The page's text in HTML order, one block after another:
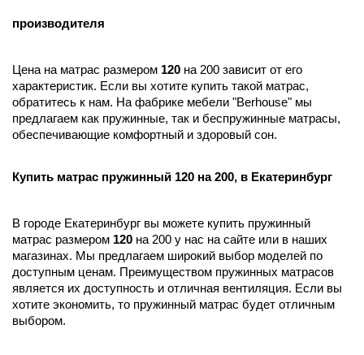
производителя
Цена на матрас размером 120 на 200 зависит от его
характеристик. Если вы хотите купить такой матрас,
обратитесь к нам. На фабрике мебели "Berhouse" мы
предлагаем как пружинные, так и беспружинные матрасы,
обеспечивающие комфортный и здоровый сон.
Купить матрас пружинный 120 на 200, в Екатеринбург
В городе Екатеринбург вы можете купить пружинный
матрас размером 120 на 200 у нас на сайте или в наших
магазинах. Мы предлагаем широкий выбор моделей по
доступным ценам. Преимуществом пружинных матрасов
является их доступность и отличная вентиляция. Если вы
хотите экономить, то пружинный матрас будет отличным
выбором.